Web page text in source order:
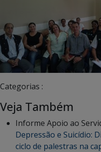
Categorias :
Veja Também
Informe Apoio ao
Depressão e Suicídio:
ciclo de palestras na